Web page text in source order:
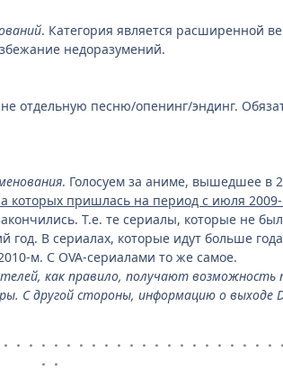
. Категория является расширенной
недоразумений.
отдельную песню/опенинг/эндинг.
. Голосуем за аниме, вышедшее в
пришлась на период с июля 2009-
Т.е. те сериалы, которые не
год. В сериалах, которые идут больше
м. С OVA-сериалами то же самое.
как правило, получают
С другой стороны, информацию о выходе
・・・・・・・・・・・・・・・・・・・・・
・・